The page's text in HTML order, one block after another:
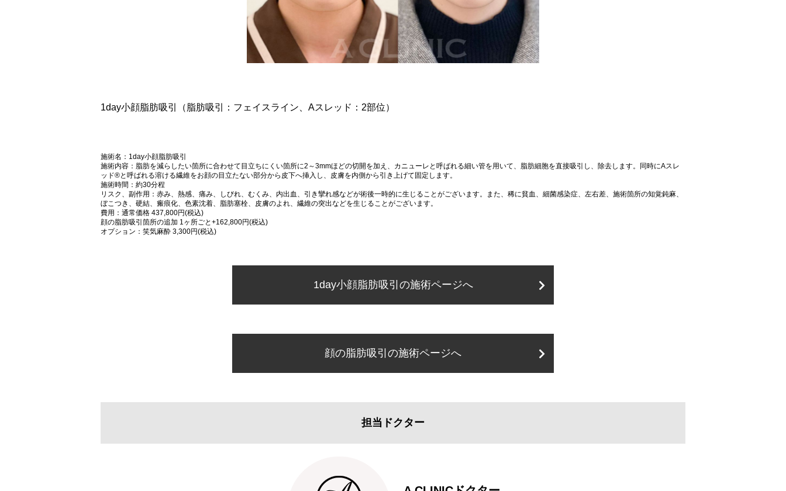
1day小顔脂肪吸引（脂肪吸引：フェイスライン、Aスレッド：2部位）
施術名：1day小顔脂肪吸引
施術内容：脂肪を減らしたい箇所に合わせて目立ちにくい箇所に2～3mmほどの切開を加え、カニューレと呼ばれる細い管を用いて、脂肪細胞を直接吸引し、除去します。同時にAスレ
ッド®と呼ばれる溶ける繊維をお顔の目立たない部分から皮下へ挿入し、皮膚を内側から引き上げて固定します。
施術時間：約30分程
リスク、副作用：赤み、熱感、痛み、しびれ、むくみ、内出血、引き攣れ感などが術後一時的に生じることがございます。また、稀に貧血、細菌感染症、左右差、施術箇所の知覚鈍麻、
ぼこつき、硬結、瘢痕化、色素沈着、脂肪塞栓、皮膚のよれ、繊維の突出などを生じることがございます。
費用：通常価格 437,800円(税込)
顔の脂肪吸引箇所の追加 1ヶ所ごと+162,800円(税込)
オプション：笑気麻酔 3,300円(税込)
1day小顔脂肪吸引の施術ページへ
顔の脂肪吸引の施術ページへ
担当ドクター